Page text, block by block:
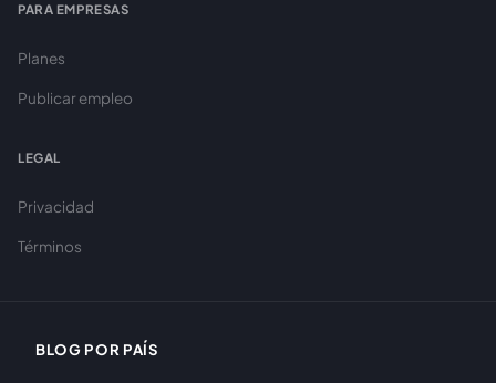
PARA EMPRESAS
Planes
Publicar empleo
LEGAL
Privacidad
Términos
BLOG POR PAÍS